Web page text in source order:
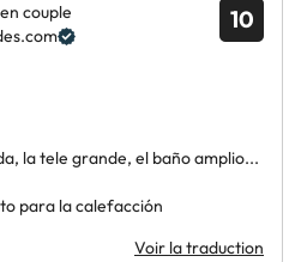
10
couple
la tele grande, el baño amplio...
para la calefacción
Voir la traduction